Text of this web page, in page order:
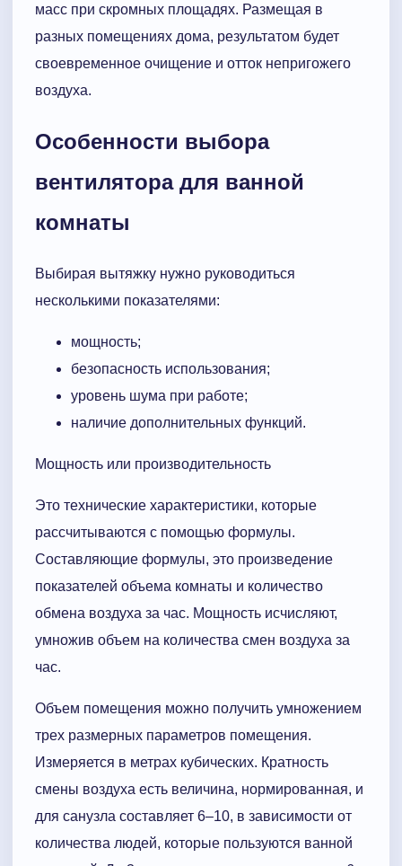
масс при скромных площадях. Размещая в
разных помещениях дома, результатом будет
своевременное очищение и отток непригожего
воздуха.
Особенности выбора
вентилятора для ванной
комнаты
Выбирая вытяжку нужно руководиться
несколькими показателями:
мощность;
безопасность использования;
уровень шума при работе;
наличие дополнительных функций.
Мощность или производительность
Это технические характеристики, которые
рассчитываются с помощью формулы.
Составляющие формулы, это произведение
показателей объема комнаты и количество
обмена воздуха за час. Мощность исчисляют,
умножив объем на количества смен воздуха за
час.
Объем помещения можно получить умножением
трех размерных параметров помещения.
Измеряется в метрах кубических. Кратность
смены воздуха есть величина, нормированная, и
для санузла составляет 6–10, в зависимости от
количества людей, которые пользуются ванной